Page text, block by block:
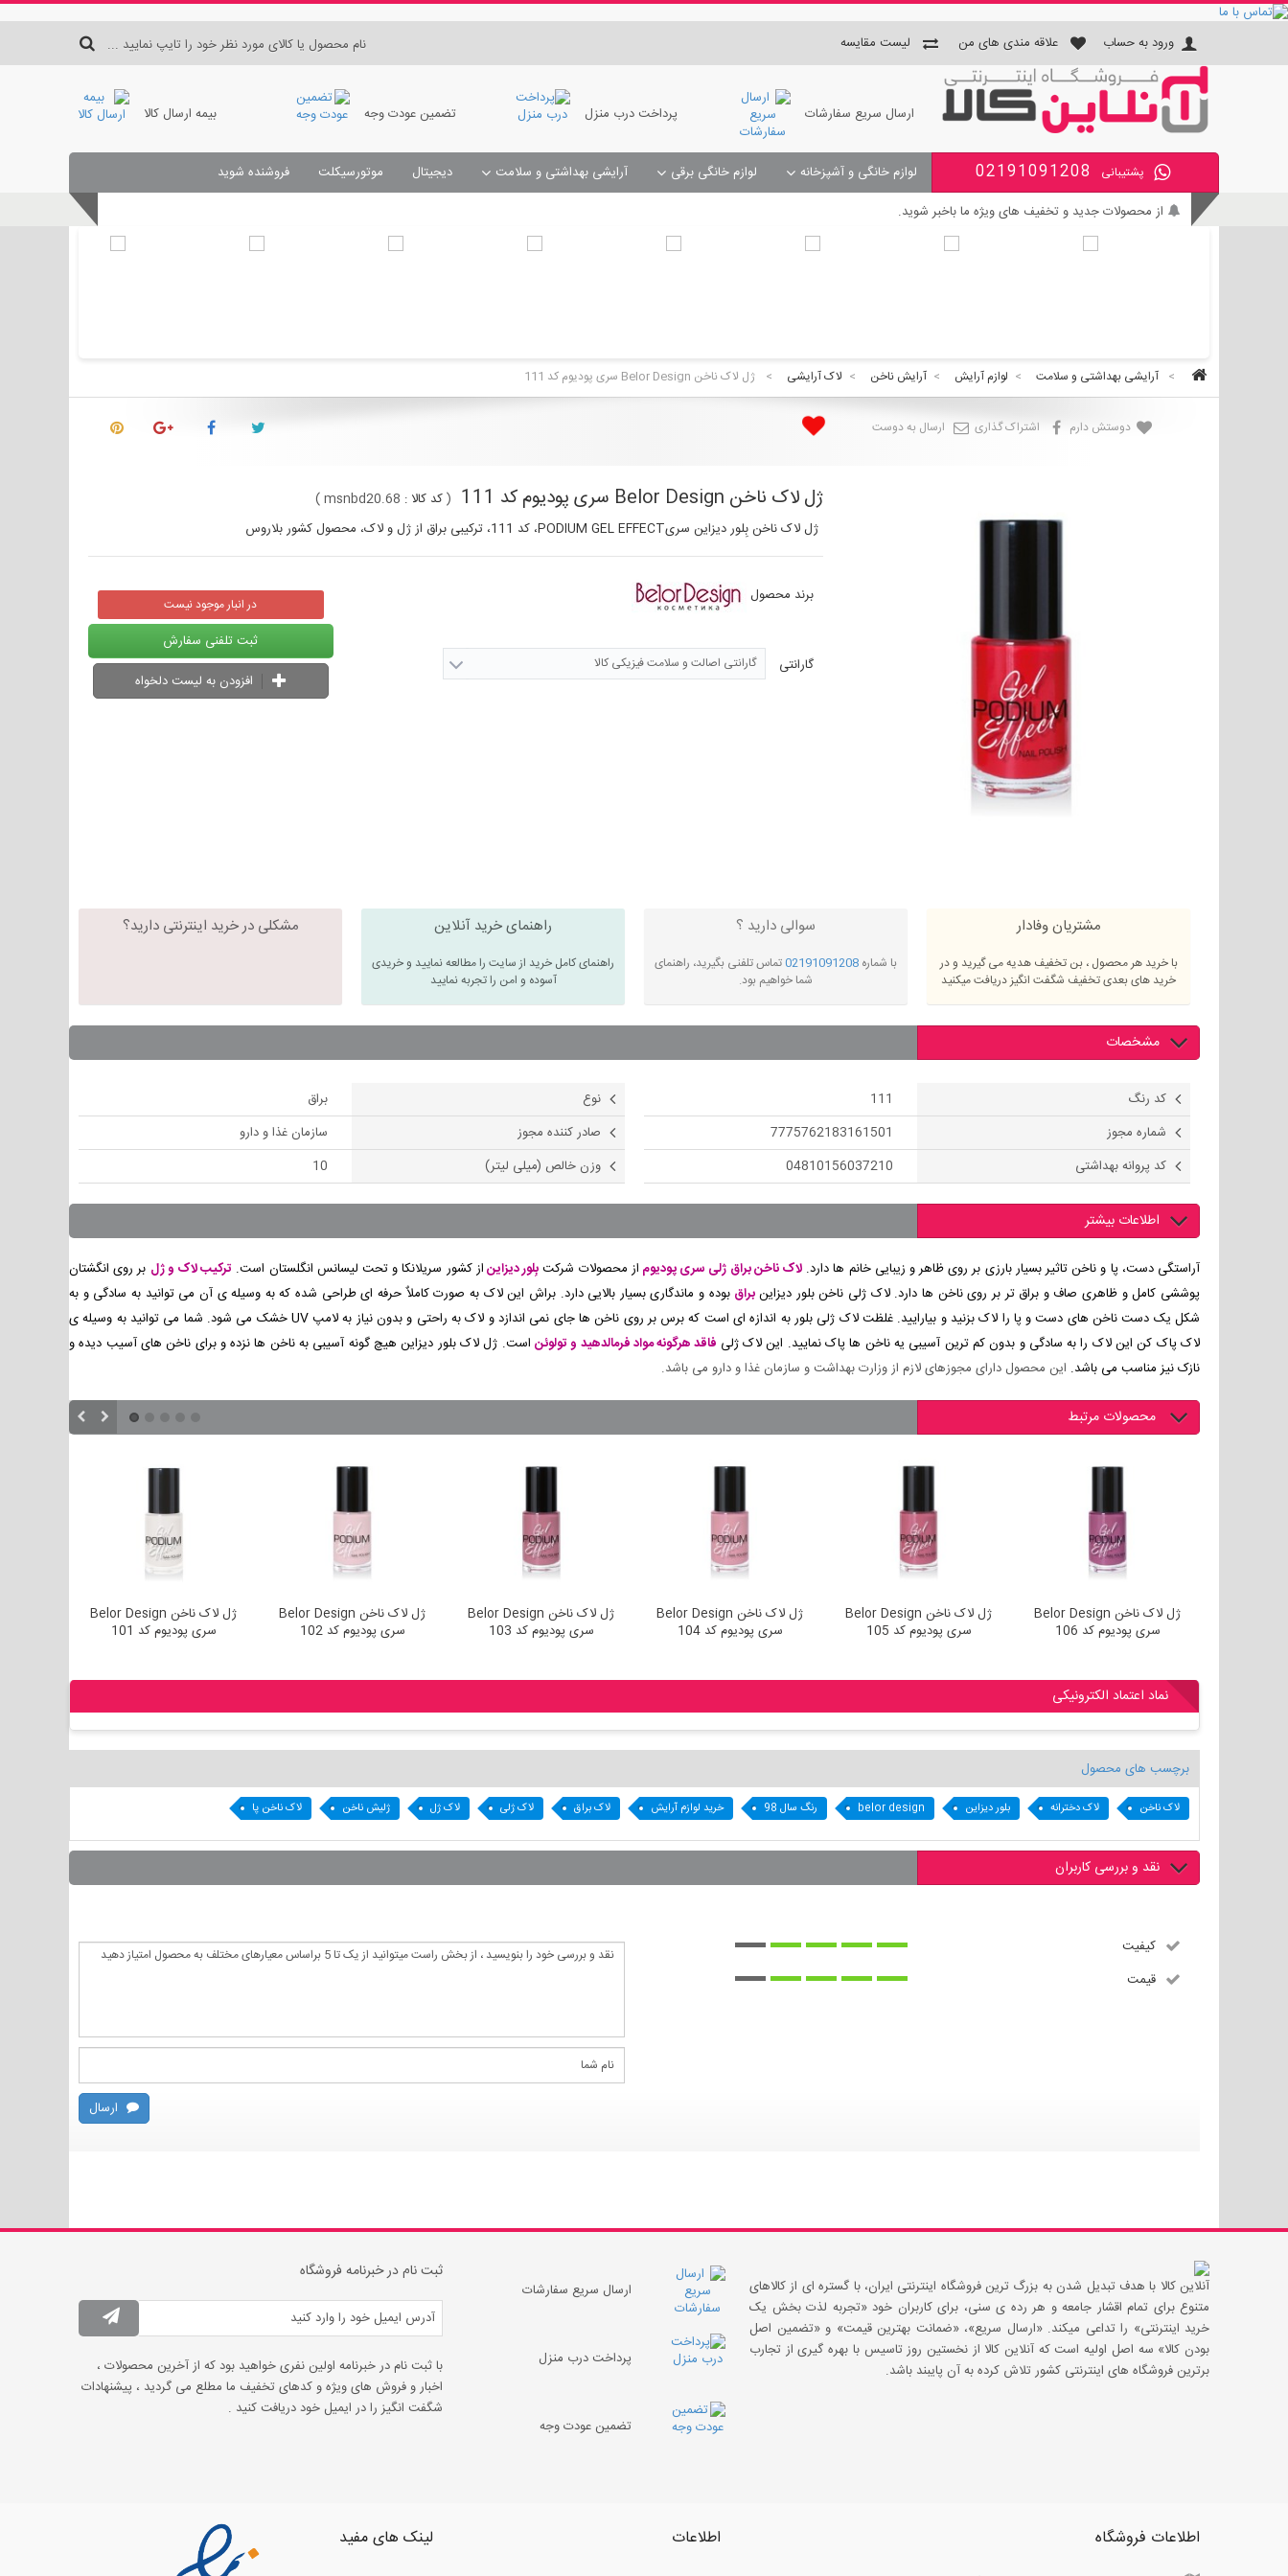
ورود به حساب علاقه مندی های من لیست مقایسه
ارسال سریع سفارشات پرداخت درب منزل تضمین عودت وجه بیمه ارسال کالا
پشتیبانی 02191091208 لوازم خانگی و آشپزخانه لوازم خانگی برقی آرایشی بهداشتی و سلامت دیجیتال موتورسیکلت
فروشنده شوید
از محصولات جدید و تخفیف های ویژه ما باخبر شوید.
بی واسطه و مطمئن خرید کنید.
> آرایشی بهداشتی و سلامت > لوازم آرایش > آرایش ناخن > لاک آرایشی > ژل لاک ناخن Belor Design سری پودیوم کد 111
دوستش دارم اشتراک گذاری ارسال به دوست
ژل لاک ناخن Belor Design سری پودیوم کد 111 (کد کالا : msnbd20.68
)
ژل لاک ناخن بِلور دیزاین سریPODIUM GEL EFFECT، کد 111، ترکیبی براق از ژل و لاک، محصول کشور بلاروس
برند محصول
گارانتی گارانتی اصالت و سلامت فیزیکی کالا
در انبار موجود نیست
ثبت تلفنی سفارش
افزودن به لیست دلخواه
مشتریان وفادار
با خرید هر محصول ، بن تخفیف هدیه می گیرید و در
خرید های بعدی تخفیف شگفت انگیز دریافت میکنید
سوالی دارید ؟
با شماره 02191091208تماس تلفنی بگیرید، راهنمای
شما خواهیم بود.
راهنمای خرید آنلاین
راهنمای کامل خرید از سایت را مطالعه نمایید و خریدی
آسوده و امن را تجربه نمایید
مشکلی در خرید اینترنتی دارید؟
مشخصات
کد رنگ 111 نوع
براق
شماره مجوز
7775762183161501 صادر کننده مجوز
سازمان غذا و دارو
کد پروانه بهداشتی
04810156037210 وزن خالص (میلی لیتر) 10
اطلاعات بیشتر
آراستگی دست، پا و ناخن تاثیر بسیار بارزی بر روی ظاهر و زیبایی خانم ها دارد.لاک ناخن براق ژلی سری پودیوم از محصولات شرکتبِلور دیزایناز کشور سریلانکا و تحت لیسانس انگلستان است. ترکیب لاک و ژل بر روی انگشتان
پوششی کامل و ظاهری صاف و براق تر بر روی ناخن ها دارد. لاک ژلی ناخن بلور دیزاینبراق بوده و ماندگاری بسیار بالایی دارد. براش این لاک به صورت کاملاٌ حرفه ای طراحی شده که به وسیله ی آن می توانید به سادگی و به
شکل یک دست ناخن های دست و پا را لاک بزنید و بیارایید. غلظت لاک ژلی بلور به اندازه ای است که برس بر روی ناخن ها جای نمی اندازد و لاک به راحتی و بدون نیاز به لامپ UV خشک می شود. شما می توانید به وسیله ی
لاک پاک کن این لاک را به سادگی و بدون کم ترین آسیبی یه ناخن ها پاک نمایید. این لاک ژلی فاقد هرگونه مواد فرمالدهید و تولوئن است. ژل لاک بلور دیزاین هیچ گونه آسیبی به ناخن ها نزده و برای ناخن های آسیب دیده و
نازک نیز مناسب می باشد. این محصول دارای مجوزهای لازم از وزارت بهداشت و سازمان غذا و دارو می باشد.
محصولات مرتبط
ژل لاک ناخن Belor Design
سری پودیوم کد 101
ژل لاک ناخن Belor Design
سری پودیوم کد 102
ژل لاک ناخن Belor Design
سری پودیوم کد 103
ژل لاک ناخن Belor Design
سری پودیوم کد 104
ژل لاک ناخن Belor Design
سری پودیوم کد 105
ژل لاک ناخن Belor Design
سری پودیوم کد 106
نماد اعتماد الکترونیکی
برچسب های محصول
لاک ناخن لاک دخترانه بلور دیزاین belor design رنگ سال 98 خرید لوازم آرایش لاک براق لاک ژلی لاک ژل ژلیش ناخن لاک ناخن پا
نقد و بررسی کاربران
کیفیت
قیمت
ارسال
آنلاین کالا با هدف تبدیل شدن به بزرگ ترین فروشگاه اینترنتی ایران، با گستره ای از کالاهای
متنوع برای تمام اقشار جامعه و هر رده ی سنی، برای کاربران خود «تجربه لذت بخش یک
خرید اینترنتی» را تداعی میکند. «ارسال سریع»، «ضمانت بهترین قیمت» و «تضمین اصل
بودن کالا» سه اصل اولیه است که آنلاین کالا از نخستین روز تاسیس با بهره گیری از تجارب
برترین فروشگاه های اینترنتی کشور تلاش کرده به آن پایبند باشد.
ارسال سریع سفارشات
پرداخت درب منزل
تضمین عودت وجه
ثبت نام در خبرنامه فروشگاه
با ثبت نام در خبرنامه اولین نفری خواهید بود که از آخرین محصولات ،
اخبار و فروش های ویژه و کدهای تخفیف ما مطلع می گردید ، پیشنهادات
شگفت انگیز را در ایمیل خود دریافت کنید .
اطلاعات فروشگاه اطلاعات لینک های مفید